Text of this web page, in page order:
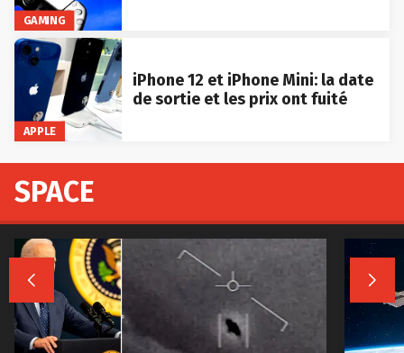
GAMING
APPLE
iPhone 12 et iPhone Mini: la date
de sortie et les prix ont fuité
SPACE
 